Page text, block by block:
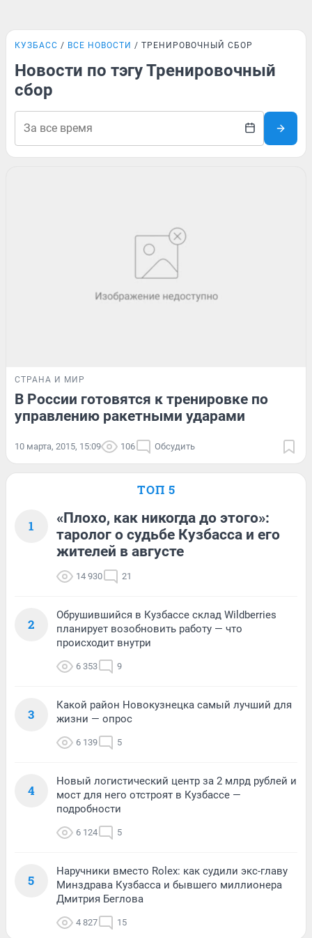
КУЗБАСС ВСЕ НОВОСТИ ТРЕНИРОВОЧНЫЙ СБОР
Новости по тэгу Тренировочный
сбор
СТРАНА И МИР
В России готовятся к тренировке по
управлению ракетными ударами
10 марта, 2015, 15:09 106 Обсудить
ТОП 5
1
«Плохо, как никогда до этого»:
таролог о судьбе Кузбасса и его
жителей в августе
14 930 21
2
Обрушившийся в Кузбассе склад Wildberries
планирует возобновить работу — что
происходит внутри
6 353 9
3
Какой район Новокузнецка самый лучший для
жизни — опрос
6 139 5
4
Новый логистический центр за 2 млрд рублей и
мост для него отстроят в Кузбассе —
подробности
6 124 5
5
Наручники вместо Rolex: как судили экс-главу
Минздрава Кузбасса и бывшего миллионера
Дмитрия Беглова
4 827 15